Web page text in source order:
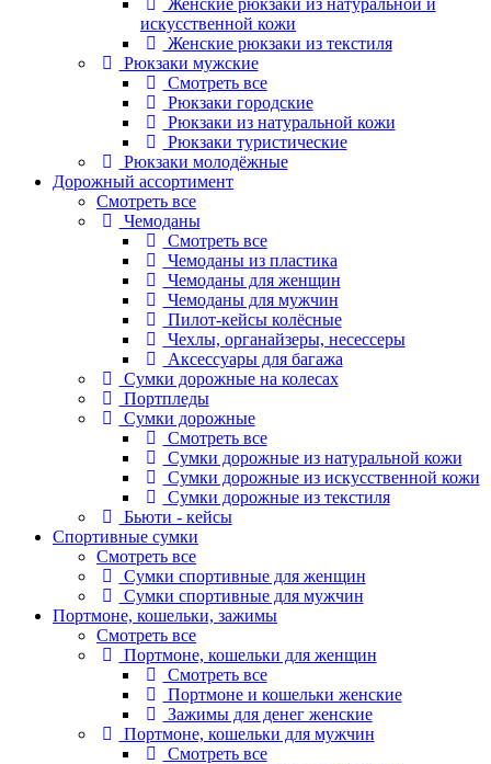
Женские рюкзаки из натуральной и
искусственной кожи
Женские рюкзаки из текстиля
Рюкзаки мужские
Смотреть все
Рюкзаки городские
Рюкзаки из натуральной кожи
Рюкзаки туристические
Рюкзаки молодёжные
Дорожный ассортимент
Смотреть все
Чемоданы
Смотреть все
Чемоданы из пластика
Чемоданы для женщин
Чемоданы для мужчин
Пилот-кейсы колёсные
Чехлы, органайзеры, несессеры
Аксессуары для багажа
Сумки дорожные на колесах
Портпледы
Сумки дорожные
Смотреть все
Сумки дорожные из натуральной кожи
Сумки дорожные из искусственной кожи
Сумки дорожные из текстиля
Бьюти - кейсы
Спортивные сумки
Смотреть все
Сумки спортивные для женщин
Сумки спортивные для мужчин
Портмоне, кошельки, зажимы
Смотреть все
Портмоне, кошельки для женщин
Смотреть все
Портмоне и кошельки женские
Зажимы для денег женские
Портмоне, кошельки для мужчин
Смотреть все